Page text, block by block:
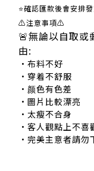
⭐確認匯款後會安排
⚠注意事項⚠
🚨無論以自取或
由:
•布料不
•穿着不
•颜色有
•圖片比
•太瘦不合
•客人觀點上
•完美主意者請勿